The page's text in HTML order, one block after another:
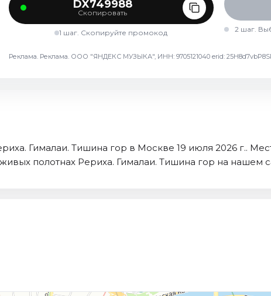
DX749988
Скопировать
1 шаг. Скопируйте промокод
2 шаг.
Реклама. Реклама. ООО "ЯНДЕКС МУЗЫКА", ИНН: 9705121040 erid:
Гималаи. Тишина гор в Москве 19 июля 2026 г..
полотнах Рериха. Гималаи. Тишина гор на нашем